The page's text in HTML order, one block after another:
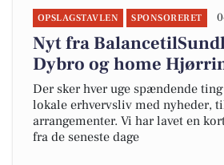
OPSLAGSTAVLEN SPONSORERET
Nyt fra
Dybro og home
Der sker hver uge spændende
lokale erhvervsliv med nyheder,
arrangementer. Vi har lavet en
fra de seneste dage